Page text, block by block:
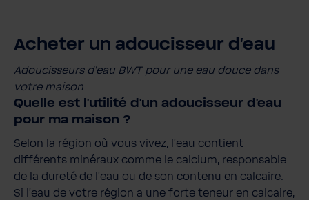
Acheter un adoucisseur d'eau
Adoucisseurs d'eau BWT pour une eau douce dans
votre maison
Quelle est l'utilité d'un adoucisseur d'eau
pour ma maison ?
Selon la région où vous vivez, l'eau contient
différents minéraux comme le calcium, responsable
de la dureté de l'eau ou de son contenu en calcaire.
Si l'eau de votre région a une forte teneur en calcaire,